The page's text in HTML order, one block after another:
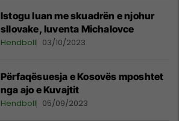
Istogu luan me skuadrën e njohur
sllovake, Iuventa Michalovce
Hendboll 03/10/2023
Përfaqësuesja e Kosovës mposhtet
nga ajo e Kuvajtit
Hendboll 05/09/2023